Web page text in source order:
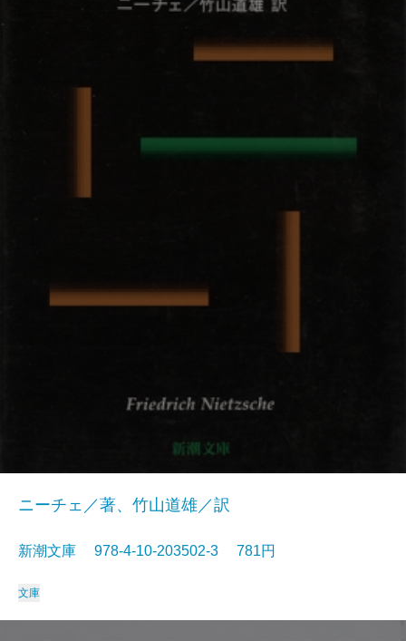
ニーチェ／著、竹山道雄／訳
新潮文庫 978-4-10-203502-3 781円
文庫